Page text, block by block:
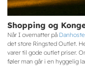
Shopping og
Når I overnatter på
det store Ringsted Outlet.
varer til gode outlet priser.
føler man går i en hyggelig